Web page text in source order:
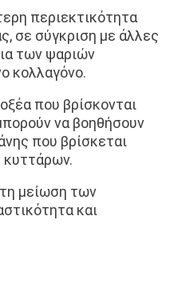
περιεκτικότητα
σε σύγκριση με άλλες
των ψαριών
κολλαγόνο.
που βρίσκονται
να βοηθήσουν
που βρίσκεται
κυττάρων.
μείωση των
και